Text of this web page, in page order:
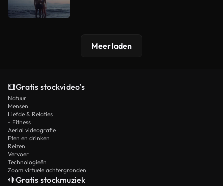
Meer laden
Gratis stockvideo’s
Natuur
Mensen
Liefde & Relaties
- Fitness
Aerial videografie
Eten en drinken
Reizen
Vervoer
Technologieën
Zoom virtuele achtergronden
Gratis stockmuziek